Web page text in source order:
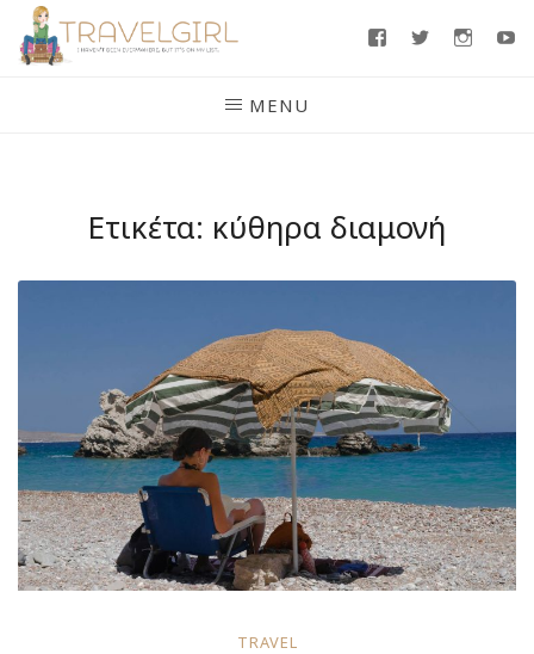
Skip
FacebookTwitter
MENU
Ετικέτα: κύθηρα διαμονή
TRAVEL